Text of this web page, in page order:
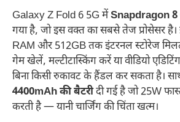
Galaxy Z Fold 6 5G मेंSnapdragon
गया है, जो इस वक्त का सबसे तेज प्रोसेसर
RAM और 512GB तक इंटरनल स्टोरेज
गेम खेलें, मल्टीटास्किंग करें या वीडियो
बिना किसी रुकावट के हैंडल कर सकता है।
4400mAh की बैटरीदी गई है जो 25W
करती है — यानी चार्जिंग की चिंता खत्म।